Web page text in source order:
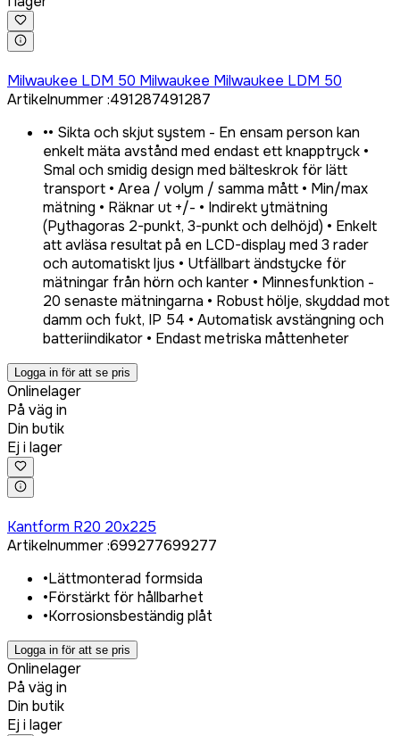
Milwaukee LDM 50 Milwaukee Milwaukee LDM 50
Artikelnummer:491287491287
•• Sikta och skjut system - En ensam person kan
enkelt mäta avstånd med endast ett knapptryck •
Smal och smidig design med bälteskrok för lätt
transport • Area / volym / samma mått • Min/max
mätning • Räknar ut +/- • Indirekt ytmätning
(Pythagoras 2-punkt, 3-punkt och delhöjd) • Enkelt
att avläsa resultat på en LCD-display med 3 rader
och automatiskt ljus • Utfällbart ändstycke för
mätningar från hörn och kanter • Minnesfunktion -
20 senaste mätningarna • Robust hölje, skyddad mot
damm och fukt, IP 54 • Automatisk avstängning och
batteriindikator • Endast metriska måttenheter
Logga in för att se pris
Onlinelager
På väg in
Din butik
Ej i lager
Kantform R20 20x225
Artikelnummer:699277699277
•Lättmonterad formsida
•Förstärkt för hållbarhet
•Korrosionsbeständig plåt
Logga in för att se pris
Onlinelager
På väg in
Din butik
Ej i lager